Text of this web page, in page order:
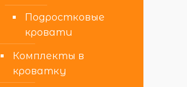
Подростковые
кровати
Комплекты в
кроватку